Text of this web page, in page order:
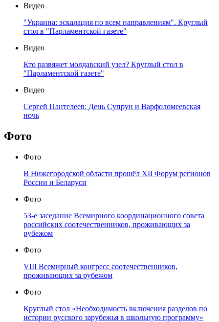
Видео
"Украина: эскалация по всем направлениям". Круглый
стол в "Парламентской газете"
Видео
Кто развяжет молдавский узел? Круглый стол в
"Парламентской газете"
Видео
Сергей Пантелеев: День Супрун и Варфоломеевская
ночь
Фото
Фото
В Нижегородской области прошёл XII Форум регионов
России и Беларуси
Фото
53-е заседание Всемирного координационного совета
российских соотечественников, проживающих за
рубежом
Фото
VIII Всемирный конгресс соотечественников,
проживающих за рубежом
Фото
Круглый стол «Необходимость включения разделов по
истории русского зарубежья в школьную программу»